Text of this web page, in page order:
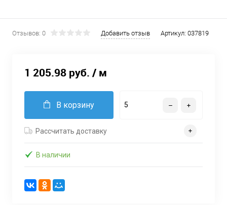
Отзывов: 0 Добавить отзыв Артикул: 037819
1 205.98 руб. / м
В корзину
Рассчитать доставку
В наличии